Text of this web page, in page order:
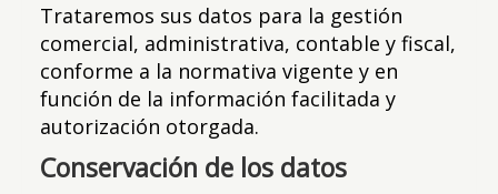
Trataremos sus datos para la gestión
comercial, administrativa, contable y fiscal,
conforme a la normativa vigente y en
función de la información facilitada y
autorización otorgada.
Conservación de los datos